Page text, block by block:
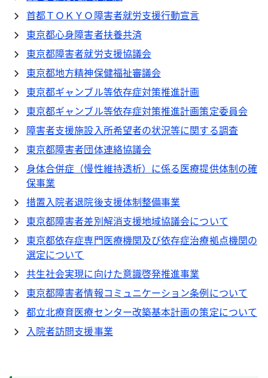
首都ＴＯＫＹＯ障害者就労支援行動宣言
東京都心身障害者扶養共済
東京都障害者就労支援協議会
東京都地方精神保健福祉審議会
東京都ギャンブル等依存症対策推進計画
東京都ギャンブル等依存症対策推進計画策定委員会
障害者支援施設入所希望者の状況等に関する調査
東京都障害者団体連絡協議会
身体合併症（慢性維持透析）に係る医療提供体制の確
保事業
措置入院者退院後支援体制整備事業
東京都障害者差別解消支援地域協議会について
東京都依存症専門医療機関及び依存症治療拠点機関の
選定について
共生社会実現に向けた意識啓発推進事業
東京都障害者情報コミュニケーション条例について
都立北療育医療センター改築基本計画の策定について
入院者訪問支援事業